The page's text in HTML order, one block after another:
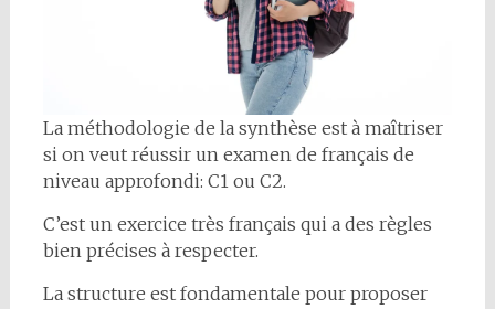
La méthodologie de la synthèse est à maîtriser
si on veut réussir un examen de français de
niveau approfondi: C1 ou C2.
C’est un exercice très français qui a des règles
bien précises à respecter.
La structure est fondamentale pour proposer